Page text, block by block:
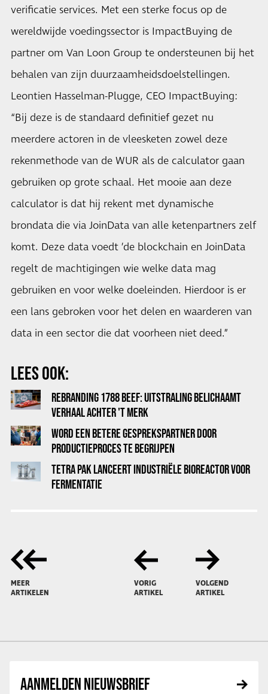
verificatie services. Met een sterke focus op de
wereldwijde voedingssector is ImpactBuying de
partner om Van Loon Group te ondersteunen bij het
behalen van zijn duurzaamheidsdoelstellingen.
Leontien Hasselman-Plugge, CEO ImpactBuying:
“Bij deze is de standaard definitief gezet nu
meerdere actoren in de vleesketen zowel deze
rekenmethode van de WUR als de calculator gaan
gebruiken op grote schaal. Het mooie aan deze
calculator is dat hij rekent met dynamische
brondata die via JoinData van alle ketenpartners zelf
komt. Deze data voedt ’de blockchain en JoinData
regelt de machtigingen wie welke data mag
gebruiken en voor welke doeleinden. Hierdoor is er
een lans gebroken voor het delen en waarderen van
data in een sector die dat voorheen niet deed.”
LEES OOK:
REBRANDING 1788 BEEF: UITSTRALING BELICHAAMT
VERHAAL ACHTER 'T MERK
WORD EEN BETERE GESPREKSPARTNER DOOR
PRODUCTIEPROCES TE BEGRIJPEN
TETRA PAK LANCEERT INDUSTRIËLE BIOREACTOR VOOR
FERMENTATIE
MEER
ARTIKELEN
VORIG
ARTIKEL
VOLGEND
ARTIKEL
AANMELDEN NIEUWSBRIEF